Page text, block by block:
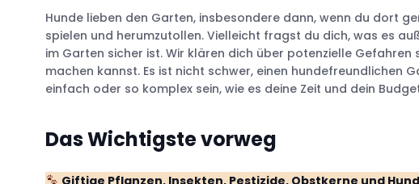
Hunde lieben den Garten, insbesondere dann, wenn du dort
spielen und herumzutollen. Vielleicht fragst du dich, was es
im Garten sicher ist. Wir klären dich über potenzielle
machen kannst. Es ist nicht schwer, einen hundefreundlichen
einfach oder so komplex sein, wie es deine Zeit und dein
Das Wichtigste vorweg
Giftige Pflanzen, Insekten, Pestizide, Obstkerne und